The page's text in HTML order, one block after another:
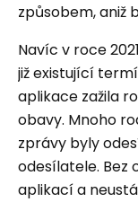
způsobem, aniž
Navíc v roce 2021
již existující
aplikace zažila
obavy. Mnoho
zprávy byly
odesílatele. Bez
aplikací a